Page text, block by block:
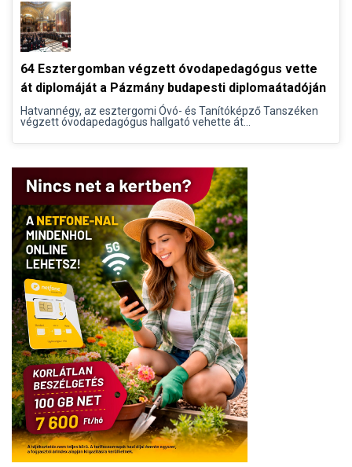
64 Esztergomban végzett óvodapedagógus vette
át diplomáját a Pázmány budapesti diplomaátadóján
Hatvannégy, az esztergomi Óvó- és Tanítóképző Tanszéken
végzett óvodapedagógus hallgató vehette át...